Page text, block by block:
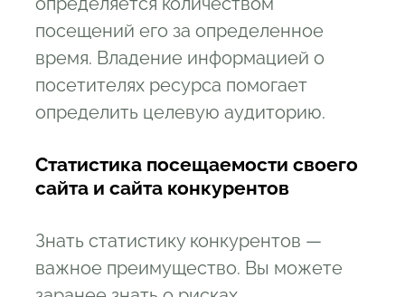
Недостатки
10.3 Цена
11 Инструменты для оценки поискового
трафика
12.1 Преимущества
12.3 Цены
13 SEMrush
посещений его за определенное
время. Владение информацией о
посетителях ресурса помогает
определить целевую аудиторию.
Статистика посещаемости своего
сайта и сайта конкурентов
Знать статистику конкурентов —
важное преимущество. Вы можете